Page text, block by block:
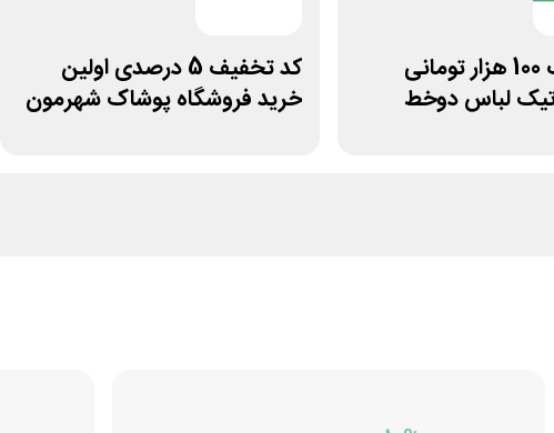
کد تخفیف 100 هزار تومانی
لباس دوخط
کد تخفیف 5 درصدی اولین
خرید فروشگاه پوشاک شهرمون